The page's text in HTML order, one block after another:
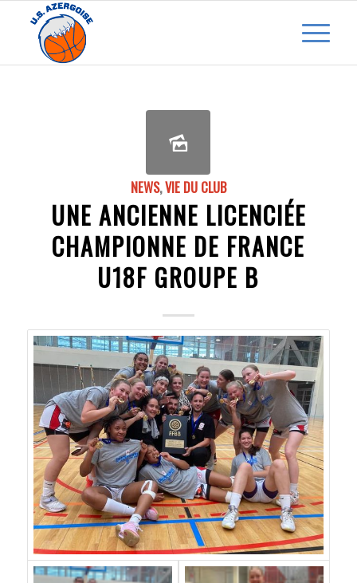
NEWS,VIE DU CLUB
UNE ANCIENNE LICENCIÉE
CHAMPIONNE DE FRANCE
U18F GROUPE B